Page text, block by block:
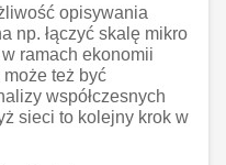
opisywania
np. łączyć skalę mikro
ramach ekonomii
też być
współczesnych
sieci to kolejny krok w